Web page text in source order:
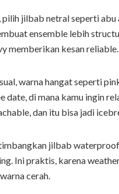
jilbab netral seperti
ensemble lebih
memberikan kesan reliable.
warna hangat seperti
date, di mana kamu ingin
dan itu bisa jadi
jilbab
Ini praktis, karena
cerah.